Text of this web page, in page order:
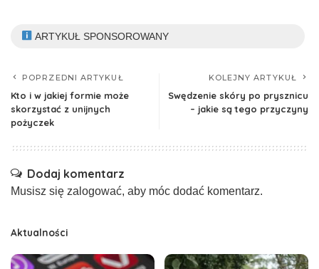
ARTYKUŁ SPONSOROWANY
POPRZEDNI ARTYKUŁ
Kto i w jakiej formie może
skorzystać z unijnych
pożyczek
KOLEJNY ARTYKUŁ
Swędzenie skóry po prysznicu
– jakie są tego przyczyny
Dodaj komentarz
Musisz się zalogować, aby móc dodać komentarz.
Aktualności